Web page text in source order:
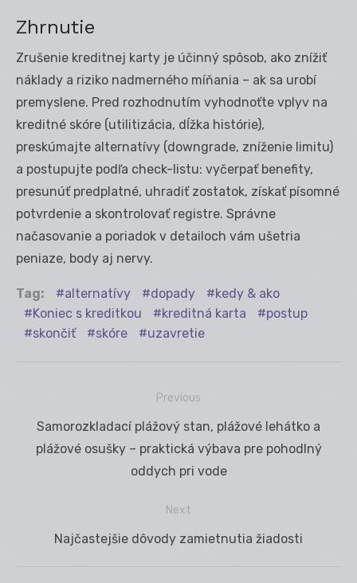
Zhrnutie
Zrušenie kreditnej karty je účinný spôsob, ako znížiť
náklady a riziko nadmerného míňania – ak sa urobí
premyslene. Pred rozhodnutím vyhodnoťte vplyv na
kreditné skóre (utilitizácia, dĺžka histórie),
preskúmajte alternatívy (downgrade, zníženie limitu)
a postupujte podľa check-listu: vyčerpať benefity,
presunúť predplatné, uhradiť zostatok, získať písomné
potvrdenie a skontrolovať registre. Správne
načasovanie a poriadok v detailoch vám ušetria
peniaze, body aj nervy.
Tag: alternatívy dopady
kedy & ako
Koniec s kreditkou
kreditná karta
postup
skončiť
skóre uzavretie
článku
Previous
Previous
post:
Samorozkladací plážový stan, plážové lehátko a
plážové osušky – praktická výbava pre pohodlný
oddych pri vode
Next
Next
Najčastejšie dôvody zamietnutia žiadosti